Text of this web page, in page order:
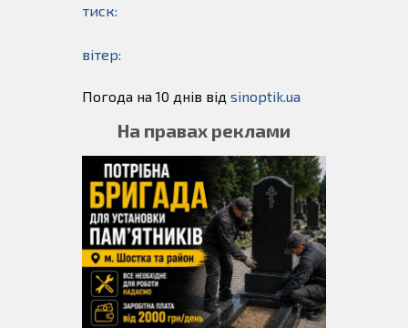
тиск:
вітер:
Погода на 10 днів від sinoptik.ua
На правах реклами